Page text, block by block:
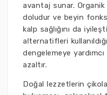
avantaj sunar.
doludur ve beyin
kalp sağlığını da
alternatifleri
dengelemeye
azaltır.
Doğal lezzetlerin